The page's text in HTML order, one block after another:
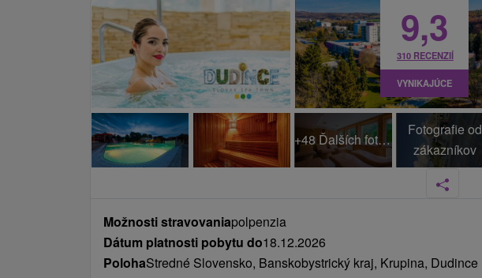
+48 Ďalších fotiek
Fotografie od
zákazníkov
9,3
310 RECENZIÍ
VYNIKAJÚCE
Možnosti stravovaniapolpenzia
Dátum platnosti pobytu do18.12.2026
PolohaStredné Slovensko, Banskobystrický kraj, Krupina, Dudince